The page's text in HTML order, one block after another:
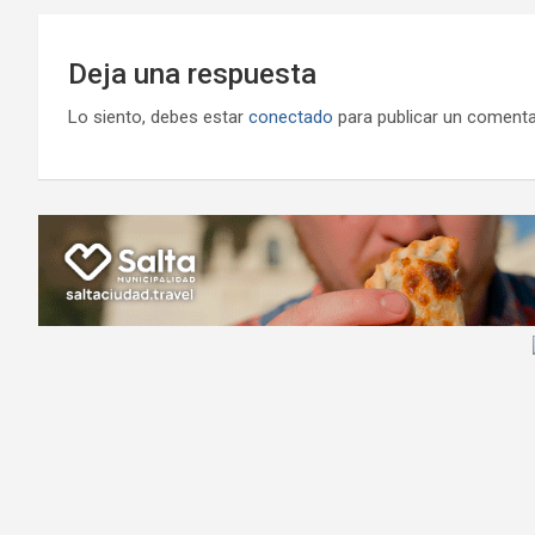
Deja una respuesta
Lo siento, debes estar conectado para publicar un